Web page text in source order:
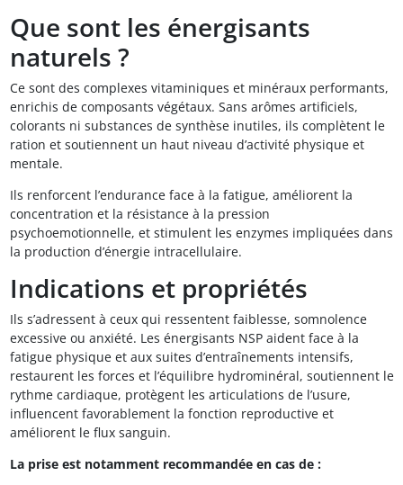
Que sont les énergisants
naturels ?
Ce sont des complexes vitaminiques et minéraux performants,
enrichis de composants végétaux. Sans arômes artificiels,
colorants ni substances de synthèse inutiles, ils complètent le
ration et soutiennent un haut niveau d’activité physique et
mentale.
Ils renforcent l’endurance face à la fatigue, améliorent la
concentration et la résistance à la pression
psychoemotionnelle, et stimulent les enzymes impliquées dans
la production d’énergie intracellulaire.
Indications et propriétés
Ils s’adressent à ceux qui ressentent faiblesse, somnolence
excessive ou anxiété. Les énergisants NSP aident face à la
fatigue physique et aux suites d’entraînements intensifs,
restaurent les forces et l’équilibre hydrominéral, soutiennent le
rythme cardiaque, protègent les articulations de l’usure,
influencent favorablement la fonction reproductive et
améliorent le flux sanguin.
La prise est notamment recommandée en cas de :